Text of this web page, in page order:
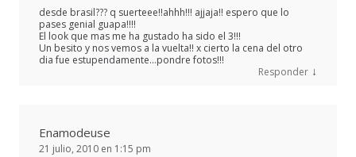
desde brasil??? q suerteee!!ahhh!!! ajjaja!! espero que lo
pases genial guapa!!!!
El look que mas me ha gustado ha sido el 3!!!
Un besito y nos vemos a la vuelta!! x cierto la cena del otro
dia fue estupendamente…pondre fotos!!!
Responder ↓
Enamodeuse
21 julio, 2010 en 1:15 pm